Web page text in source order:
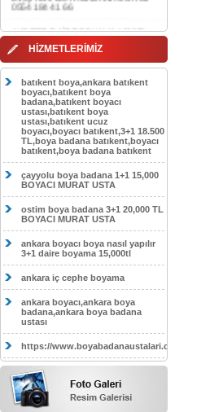
AKDERE DAİRE BOYAMA 1000TL
EV,İŞYERİ BOYA BADANA USTASI
CEBECİ DAİRE BOYAMA 1000TL
0554 184 41 66
HASKÖY DAİRE BOYAMA 1000TL
EV,İŞYERİ BOYA BADANA USTASI
0554 184 41 66
GÖLBAŞI DAİRE BOYAMA 1000TL
EV,İŞYERİ BOYA BADANA USTASI
0554 184 41 66
SOKULLU DAİRE BOYAMA 1000TL
EV,İŞYERİ BOYA BADANA USTASI
0554 184 41 66
HİZMETLERİMİZ
batıkent boya,ankara batıkent
boyacı,batıkent boya
badana,batıkent boyacı
ustası,batıkent boya
ustası,batıkent ucuz
boyacı,boyacı batıkent,3+1 18.500
TL,boya badana batıkent,boyacı
batıkent,boya badana batıkent
çayyolu boya badana 1+1 15,000
BOYACI MURAT USTA
ostim boya badana 3+1 20,000 TL
BOYACI MURAT USTA
ankara boyacı boya nasıl yapılır
3+1 daire boyama 15,000tl
ankara iç cephe boyama
ankara boyacı,ankara boya
badana,ankara boya badana
ustası
https://www.boyabadanaustalari.com/